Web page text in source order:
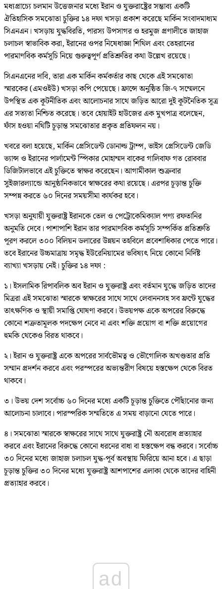
মধ্যপ্রাচ্যে চলমান উত্তেজনার মধ্যে ইরান ও যুক্তরাষ্ট্রের সম্ভাব্য একটি
ঐতিহাসিক সমঝোতা চুক্তির ১৪ দফা খসড়া প্রকাশ করেছে মার্কিন সংবাদমাধ্যম
সিএনএন। খসড়ায় যুদ্ধবিরতি, পারস্য উপসাগর ও হরমুজ প্রণালীতে জাহাজ
চলাচল স্বাভাবিক করা, ইরানের ওপর নিষেধাজ্ঞা শিথিল এবং তেহরানের
পারমাণবিক কর্মসূচি নিয়ে গুরুত্বপূর্ণ প্রতিশ্রুতির কথা উল্লেখ রয়েছে।
সিএনএনের দাবি, তারা এক মার্কিন কর্মকর্তার কাছ থেকে এই সমঝোতা
স্মারকের (এমওইউ) খসড়া কপি পেয়েছে। ফ্রান্সে অনুষ্ঠিত জি-৭ সম্মেলনে
উপস্থিত এক কূটনীতিক এবং আলোচনার সাথে জড়িত আরো দুই কূটনৈতিক সূত্র
এর সত্যতা নিশ্চিত করেছে। তবে হোয়াইট হাউজের এক মুখপাত্র বলেছেন,
ফাঁস হওয়া নথিটি চূড়ান্ত সমঝোতার প্রকৃত প্রতিফলন নয়।
খবরে বলা হয়েছে, মার্কিন প্রেসিডেন্ট ডোনাল্ড ট্রাম্প, ভাইস প্রেসিডেন্ট জেডি
ভ্যান্স ও ইরানের পার্লামেন্ট স্পিকার মোহাম্মদ বাকের গালিবাফ গত রোববার
ডিজিটালভাবে এই চুক্তিতে স্বাক্ষর করেছেন। আগামীকাল শুক্রবার
সুইজারল্যান্ডে আনুষ্ঠানিকভাবে স্বাক্ষরের কথা রয়েছে। এরপর চূড়ান্ত চুক্তি
সম্পন্ন করতে ৬০ দিনের সময়সীমা কার্যকর হবে।
খসড়া অনুযায়ী যুক্তরাষ্ট্র ইরানকে তেল ও পেট্রোকেমিক্যাল পণ্য রফতানির
অনুমতি দেবে। পাশাপাশি ইরান তার পারমাণবিক কর্মসূচি সম্পর্কিত প্রতিশ্রুতি
পূরণ করলে ৩০০ বিলিয়ন ডলারের উন্নয়ন তহবিলে প্রবেশাধিকার পেতে পারে।
তবে ইরানের উচ্চমাত্রায় সমৃদ্ধ ইউরেনিয়ামের ভবিষ্যৎ নিয়ে কোনো নির্দিষ্ট
ব্যাখ্যা খসড়ায় নেই। চুক্তির ১৪ দফা :
১। ইসলামিক রিপাবলিক অব ইরান ও যুক্তরাষ্ট্র এবং বর্তমান যুদ্ধে জড়িত তাদের
মিত্ররা এই সমঝোতা স্মারকে স্বাক্ষরের সাথে সাথে লেবাননসহ সব ফ্রন্টে যুদ্ধের
তাৎক্ষণিক ও স্থায়ী সমাপ্তি ঘোষণা করবে। উভয়পক্ষ একে অপরের বিরুদ্ধে
কোনো শত্রুতামূলক পদক্ষেপ নেবে না এবং শক্তি প্রয়োগ বা শক্তি প্রয়োগের
হুমকি থেকেও বিরত থাকবে।
২। ইরান ও যুক্তরাষ্ট্র একে অপরের সার্বভৌমত্ব ও ভৌগোলিক অখণ্ডতার প্রতি
সম্মান প্রদর্শন করবে এবং পরস্পরের অভ্যন্তরীণ বিষয়ে হস্তক্ষেপ থেকে বিরত
থাকবে।
৩। উভয় দেশ সর্বোচ্চ ৬০ দিনের মধ্যে একটি চূড়ান্ত চুক্তিতে পৌঁছানোর জন্য
আলোচনা চালাবে। পারস্পরিক সম্মতিতে এ সময় বাড়ানো যেতে পারে।
৪। সমঝোতা স্মারকে স্বাক্ষরের সাথে সাথে যুক্তরাষ্ট্র নৌ অবরোধ প্রত্যাহার
করবে এবং ইরানের বিরুদ্ধে কোনো ধরনের বাধা বা হস্তক্ষেপ বন্ধ করবে। সর্বোচ্চ
৩০ দিনের মধ্যে জাহাজ চলাচল যুদ্ধ-পূর্ব অবস্থায় ফিরিয়ে আনা হবে। এ ছাড়া
চূড়ান্ত চুক্তির ৩০ দিনের মধ্যে যুক্তরাষ্ট্র আশপাশের এলাকা থেকে তাদের বাহিনী
প্রত্যাহার করবে।
ad